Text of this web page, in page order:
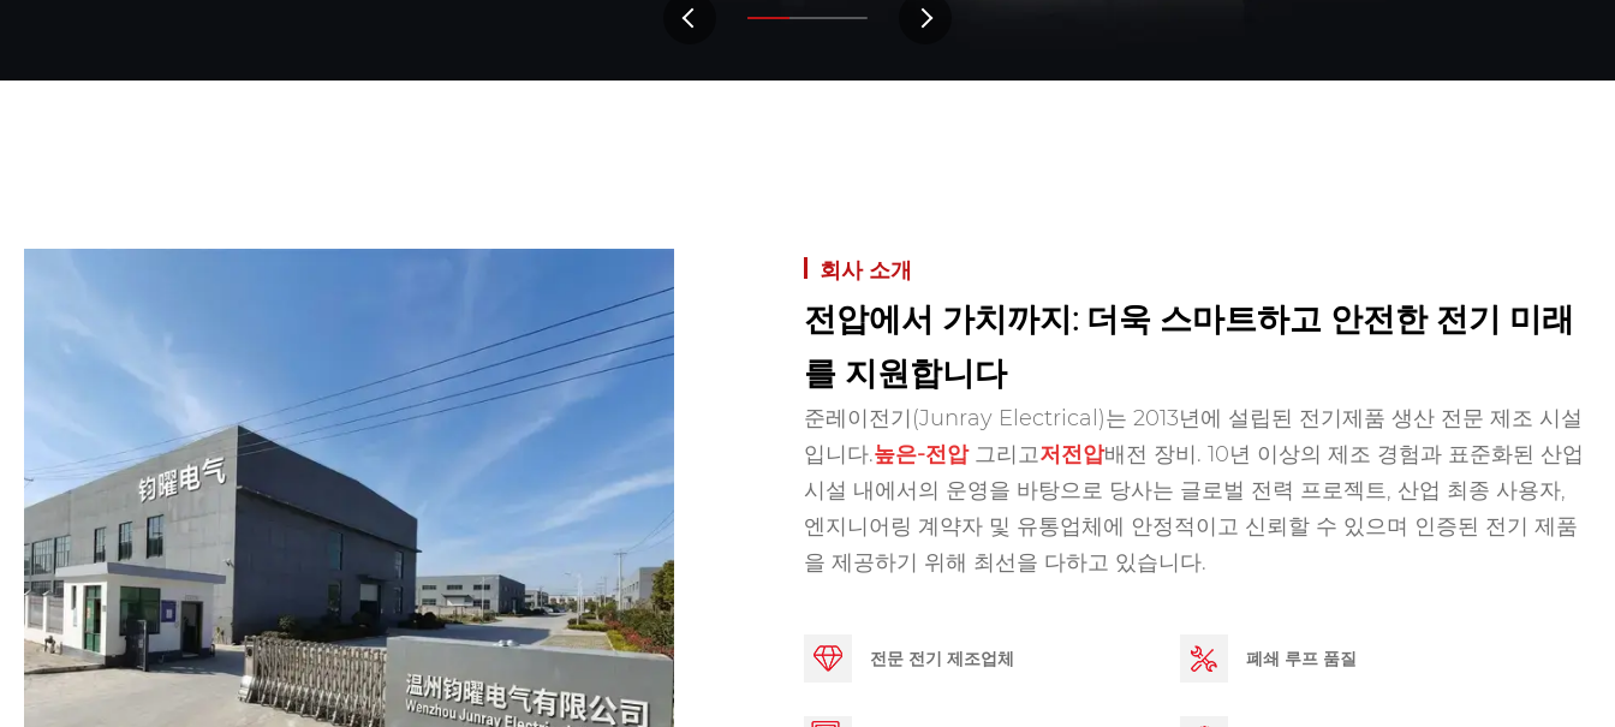
회사 소개
전압에서 가치까지: 더욱 스마트하고 안전한 전기 미래
를 지원합니다
준레이전기(Junray Electrical)는 2013년에 설립된 전기제품 생산 전문 제조 시설
입니다.높은-전압그리고저전압배전 장비. 10년 이상의 제조 경험과 표준화된 산업
시설 내에서의 운영을 바탕으로 당사는 글로벌 전력 프로젝트, 산업 최종 사용자,
엔지니어링 계약자 및 유통업체에 안정적이고 신뢰할 수 있으며 인증된 전기 제품
을 제공하기 위해 최선을 다하고 있습니다.
전문 전기 제조업체 폐쇄 루프 품질